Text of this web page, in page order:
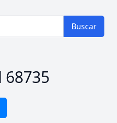
Buscar
68735